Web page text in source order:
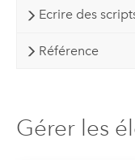
Ecrire des
Référence
Gérer les